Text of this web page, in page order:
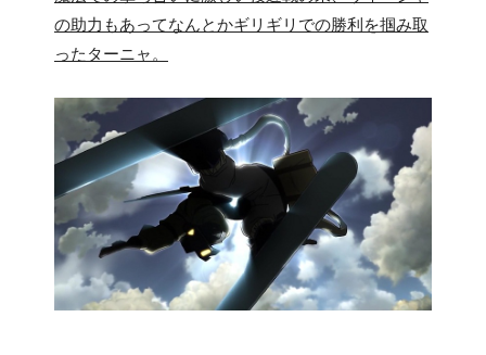
の助力もあってなんとかギリギリでの勝利を掴み取
ったターニャ。